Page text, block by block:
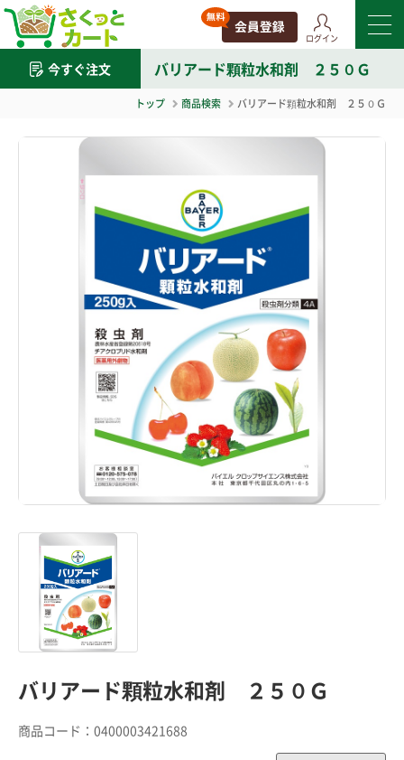
ログイン
今すぐ注文 バリアード顆粒水和剤 ２５０Ｇ
トップ 商品検索 バリアード顆粒水和剤 ２５０Ｇ
バリアード顆粒水和剤 ２５０Ｇ
商品コード： 0400003421688